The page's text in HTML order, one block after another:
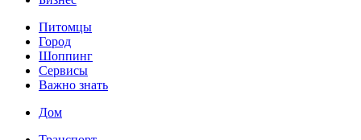
Питомцы
Город
Шоппинг
Сервисы
Важно знать
Дом